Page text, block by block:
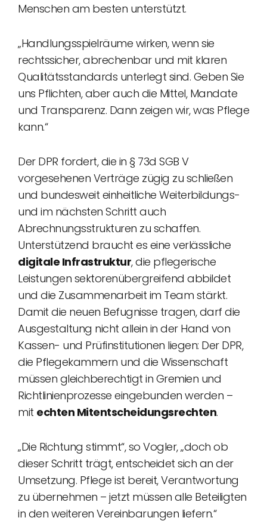
Menschen am besten unterstützt.
„Handlungsspielräume wirken, wenn sie
rechtssicher, abrechenbar und mit klaren
Qualitätsstandards unterlegt sind. Geben Sie
uns Pflichten, aber auch die Mittel, Mandate
und Transparenz. Dann zeigen wir, was Pflege
kann.“
Der DPR fordert, die in § 73d SGB V
vorgesehenen Verträge zügig zu schließen
und bundesweit einheitliche Weiterbildungs-
und im nächsten Schritt auch
Abrechnungsstrukturen zu schaffen.
Unterstützend braucht es eine verlässliche
digitale Infrastruktur, die pflegerische
Leistungen sektorenübergreifend abbildet
und die Zusammenarbeit im Team stärkt.
Damit die neuen Befugnisse tragen, darf die
Ausgestaltung nicht allein in der Hand von
Kassen- und Prüfinstitutionen liegen: Der DPR,
die Pflegekammern und die Wissenschaft
müssen gleichberechtigt in Gremien und
Richtlinienprozesse eingebunden werden –
mit echten Mitentscheidungsrechten.
„Die Richtung stimmt“, so Vogler, „doch ob
dieser Schritt trägt, entscheidet sich an der
Umsetzung. Pflege ist bereit, Verantwortung
zu übernehmen – jetzt müssen alle Beteiligten
in den weiteren Vereinbarungen liefern.“